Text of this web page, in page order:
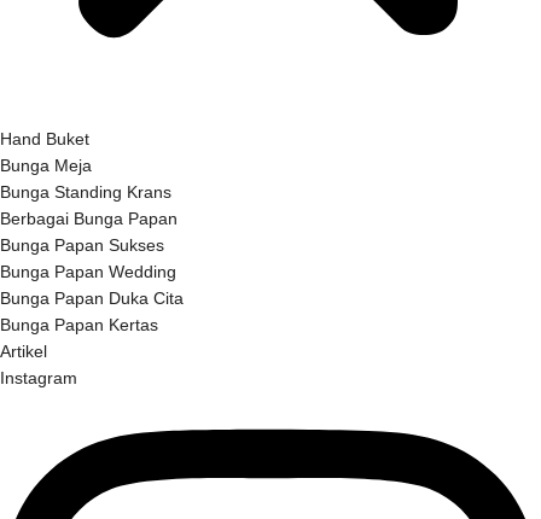
Hand Buket
Bunga Meja
Bunga Standing Krans
Berbagai Bunga Papan
Bunga Papan Sukses
Bunga Papan Wedding
Bunga Papan Duka Cita
Bunga Papan Kertas
Artikel
Instagram